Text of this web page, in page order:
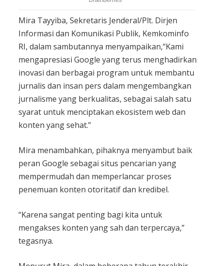
Mira Tayyiba, Sekretaris Jenderal/Plt. Dirjen
Informasi dan Komunikasi Publik, Kemkominfo
RI, dalam sambutannya menyampaikan,“Kami
mengapresiasi Google yang terus menghadirkan
inovasi dan berbagai program untuk membantu
jurnalis dan insan pers dalam mengembangkan
jurnalisme yang berkualitas, sebagai salah satu
syarat untuk menciptakan ekosistem web dan
konten yang sehat.”
Mira menambahkan, pihaknya menyambut baik
peran Google sebagai situs pencarian yang
mempermudah dan memperlancar proses
penemuan konten otoritatif dan kredibel.
“Karena sangat penting bagi kita untuk
mengakses konten yang sah dan terpercaya,”
tegasnya.